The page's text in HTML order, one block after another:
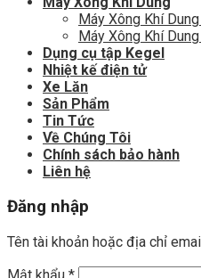
Máy Xông Khí
Máy Xông Khí
Dụng cụ tập Kegel
Nhiệt kế điện tử
Xe Lăn
Sản Phẩm
Tin Tức
Về Chúng Tôi
Chính sách bảo hành
Liên hệ
Đăng nhập
Tên tài khoản hoặc địa chỉ
Mật khẩu *